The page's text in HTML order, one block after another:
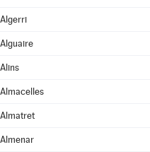
Algerri
Alguaire
Alins
Almacelles
Almatret
Almenar